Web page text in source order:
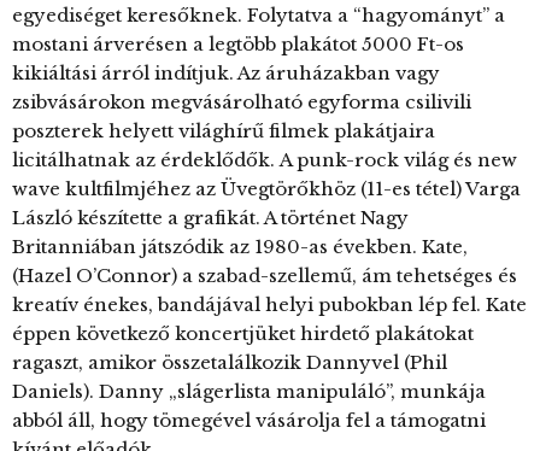
egyediséget keresőknek. Folytatva a “hagyományt” a
mostani árverésen a legtöbb plakátot 5000 Ft-os
kikiáltási árról indítjuk. Az áruházakban vagy
zsibvásárokon megvásárolható egyforma csilivili
poszterek helyett világhírű filmek plakátjaira
licitálhatnak az érdeklődők. A punk-rock világ és new
wave kultfilmjéhez az Üvegtörőkhöz (11-es tétel) Varga
László készítette a grafikát. A történet Nagy
Britanniában játszódik az 1980-as években. Kate,
(Hazel O’Connor) a szabad-szellemű, ám tehetséges és
kreatív énekes, bandájával helyi pubokban lép fel. Kate
éppen következő koncertjüket hirdető plakátokat
ragaszt, amikor összetalálkozik Dannyvel (Phil
Daniels). Danny „slágerlista manipuláló”, munkája
abból áll, hogy tömegével vásárolja fel a támogatni